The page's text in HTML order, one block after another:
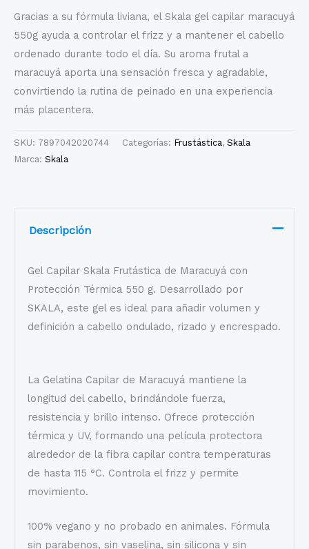
Gracias a su fórmula liviana, el Skala gel capilar maracuyá
550g ayuda a controlar el frizz y a mantener el cabello
ordenado durante todo el día. Su aroma frutal a
maracuyá aporta una sensación fresca y agradable,
convirtiendo la rutina de peinado en una experiencia
más placentera.
SKU: 7897042020744 Categorías: Frustástica, Skala
Marca: Skala
Descripción
Gel Capilar Skala Frutástica de Maracuyá con
Protección Térmica 550 g. Desarrollado por
SKALA, este gel es ideal para añadir volumen y
definición a cabello ondulado, rizado y encrespado.
La Gelatina Capilar de Maracuyá mantiene la
longitud del cabello, brindándole fuerza,
resistencia y brillo intenso. Ofrece protección
térmica y UV, formando una película protectora
alrededor de la fibra capilar contra temperaturas
de hasta 115 °C. Controla el frizz y permite
movimiento.
100% vegano y no probado en animales. Fórmula
sin parabenos, sin vaselina, sin silicona y sin